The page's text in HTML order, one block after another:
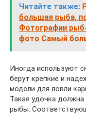
Читайте также:
большая рыба,
Фотографии
фото Самый
Иногда используют
берут крепкие и
модели для ловли
Такая удочка
рыбы.